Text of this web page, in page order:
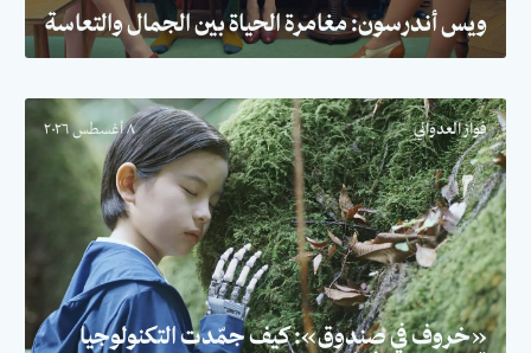
ويس أندرسون: مغامرة الحياة بين الجمال والتعاسة
فواز العدواني ٨ أغسطس ٢٠٢٦
«خروف في صندوق»: كيف جمّدت التكنولوجيا